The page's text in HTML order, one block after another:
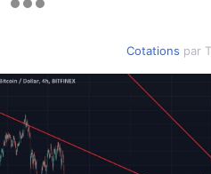
Cotations par